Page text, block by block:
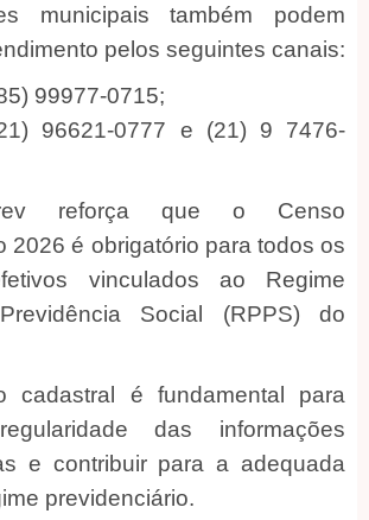
municipais também podem
pelos seguintes canais:
99977-0715;
96621-0777 e (21) 9 7476-
reforça que o Censo
2026 é obrigatório para todos os
vinculados ao Regime
Social (RPPS) do
cadastral é fundamental para
das informações
e contribuir para a adequada
previdenciário.